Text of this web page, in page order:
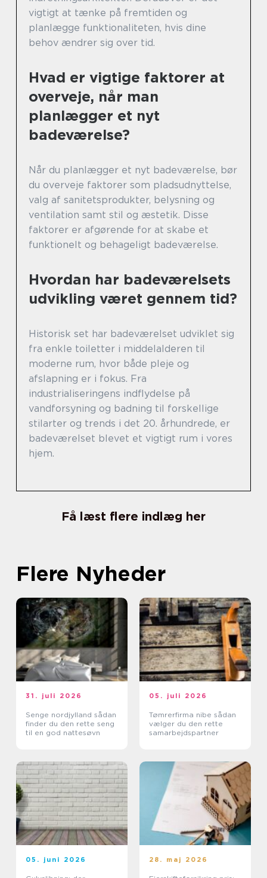
vigtigt at tænke på fremtiden og
planlægge funktionaliteten, hvis dine
behov ændrer sig over tid.
Hvad er vigtige faktorer at
overveje, når man
planlægger et nyt
badeværelse?
Når du planlægger et nyt badeværelse, bør
du overveje faktorer som pladsudnyttelse,
valg af sanitetsprodukter, belysning og
ventilation samt stil og æstetik. Disse
faktorer er afgørende for at skabe et
funktionelt og behageligt badeværelse.
Hvordan har badeværelsets
udvikling været gennem tid?
Historisk set har badeværelset udviklet sig
fra enkle toiletter i middelalderen til
moderne rum, hvor både pleje og
afslapning er i fokus. Fra
industrialiseringens indflydelse på
vandforsyning og badning til forskellige
stilarter og trends i det 20. århundrede, er
badeværelset blevet et vigtigt rum i vores
hjem.
Få læst flere indlæg her
Flere Nyheder
31. juli 2026
Senge nordjylland sådan
finder du den rette seng
til en god nattesøvn
05. juli 2026
Tømrerfirma nibe sådan
vælger du den rette
samarbejdspartner
05. juni 2026 28. maj 2026